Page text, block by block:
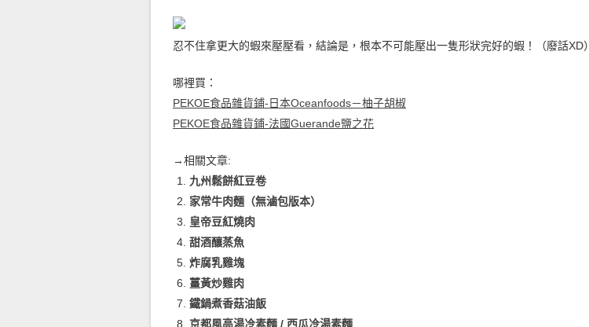
忍不住拿更大的蝦來壓壓看，結論是，根本不可能壓出一隻形狀完好的蝦！（廢話XD）
哪裡買：
PEKOE食品雜貨鋪-日本Oceanfoods－柚子胡椒
PEKOE食品雜貨鋪-法國Guerande鹽之花
→相關文章:
九州鬆餅紅豆卷
家常牛肉麵（無滷包版本）
皇帝豆紅燒肉
甜酒釀蒸魚
炸腐乳雞塊
薑黃炒雞肉
鐵鍋煮香菇油飯
京都風高湯冷素麵 / 西瓜冷湯素麵